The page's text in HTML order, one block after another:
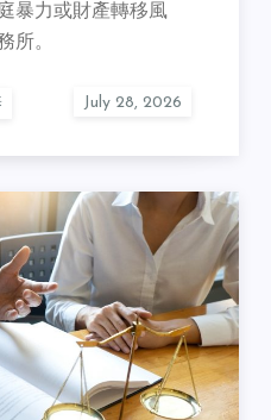
暴力或財產轉移風
所。